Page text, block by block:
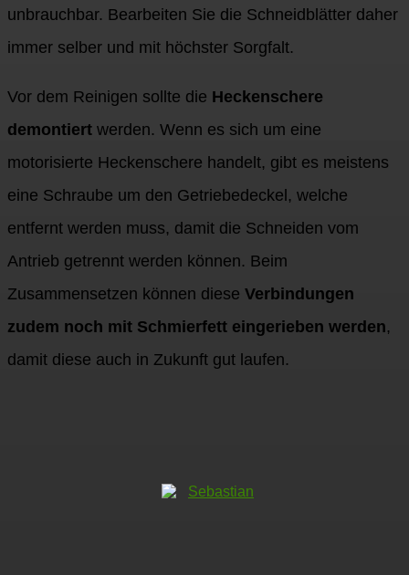
unbrauchbar. Bearbeiten Sie die Schneidblätter daher
immer selber und mit höchster Sorgfalt.
Vor dem Reinigen sollte die Heckenschere
demontiert werden. Wenn es sich um eine
motorisierte Heckenschere handelt, gibt es meistens
eine Schraube um den Getriebedeckel, welche
entfernt werden muss, damit die Schneiden vom
Antrieb getrennt werden können. Beim
Zusammensetzen können diese Verbindungen
zudem noch mit Schmierfett eingerieben werden,
damit diese auch in Zukunft gut laufen.